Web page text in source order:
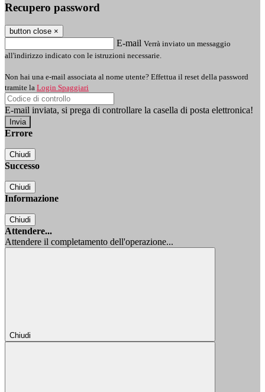
Recupero password
button close ×
E-mail Verrà inviato un messaggio
all'indirizzo indicato con le istruzioni necessarie.
Non hai una e-mail associata al nome utente? Effettua il reset della password
tramite la Login Spaggiari
E-mail inviata, si prega di controllare la casella di posta elettronica!
Errore
Chiudi
Successo
Chiudi
Informazione
Chiudi
Attendere...
Attendere il completamento dell'operazione...
Chiudi